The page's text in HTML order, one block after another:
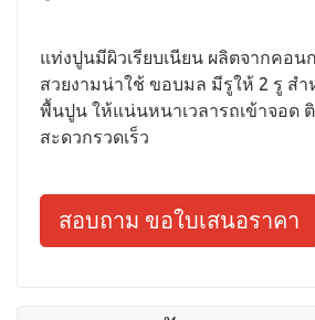
แท่งปูนมีผิวเรียบเนียน ผลิตจากคอ
สวยงามน่าใช้ ขอบมล มีรูให้ 2 รู ส
พื้นปูน ให้แน่นหนาเวลารถเข้าจอด
สะดวกรวดเร็ว
สอบถาม ขอใบเสนอราคา